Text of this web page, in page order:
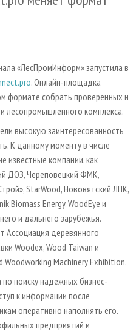
ПЛИТ
«ЛесПромИнформ» запустила в
. Онлайн-площадка
формате собрать проверенных и
лесопромышленного комплекса.
высокую заинтересованность
К данному моменту в числе
известные компании, как
ДОЗ, Череповецкий ФМК,
StarWood, Нововятский ЛПК,
Biomass Energy, WoodEye и
и дальнего зарубежья.
деревянного
Woodex, Wood Taiwan и
Machinery Exhibition.
поиску надежных бизнес-
к информации после
оперативно наполнять его.
предприятий и